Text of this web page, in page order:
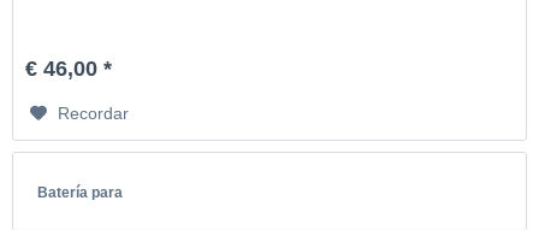
€ 46,00 *
Recordar
Batería para